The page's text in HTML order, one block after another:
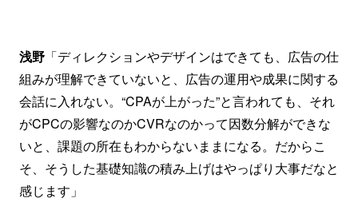
浅野 「ディレクションやデザインはできても、広告の仕
組みが理解できていないと、広告の運用や成果に関する
会話に入れない。“CPAが上がった”と言われても、それ
がCPCの影響なのかCVRなのかって因数分解ができな
いと、課題の所在もわからないままになる。だからこ
そ、そうした基礎知識の積み上げはやっぱり大事だなと
感じます」